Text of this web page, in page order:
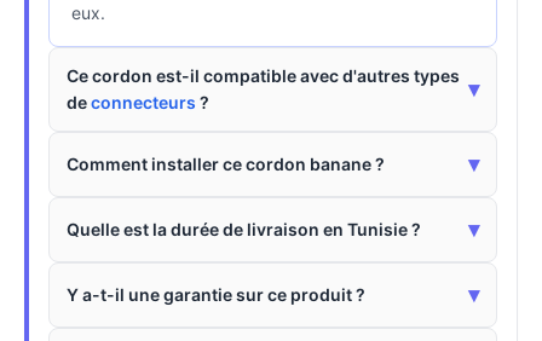
eux.
Ce cordon est-il compatible avec d'autres types
deconnecteurs ?
▾
Comment installer ce cordon banane ? ▾
Quelle est la durée de livraison en Tunisie ? ▾
Y a-t-il une garantie sur ce produit ? ▾